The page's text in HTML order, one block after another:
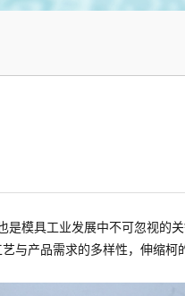
模具工业发展中不可忽视的关
与产品需求的多样性，伸缩柯